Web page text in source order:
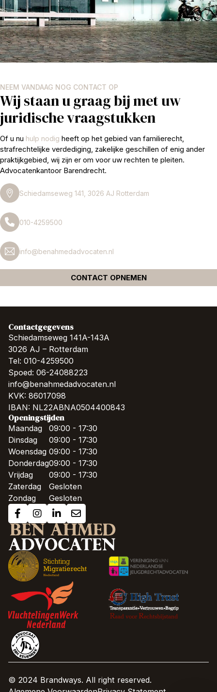
NEEM VANDAAG NOG CONTACT OP
Wij staan u graag bij met uw
juridische vraagstukken
Of u nu hulp nodig heeft op het gebied van familierecht,
strafrechtelijke verdediging, zakelijke geschillen of enig ander
praktijkgebied, wij zijn er om voor uw rechten te pleiten.
Advocatenkantoor Barendrecht.
Schiedamseweg 141, 3026 AJ Rotterdam
010-4259500
info@benahmedadvocaten.nl
CONTACT OPNEMEN
Contactgegevens
Schiedamseweg 141A-143A
3026 AJ – Rotterdam
Tel: 010-4259500
Spoed: 06-24088223
info@benahmedadvocaten.nl
KVK: 86017098
IBAN: NL22ABNA0504400843
Openingstijden
Maandag
Dinsdag
Woensdag
Donderdag
Vrijdag
Zaterdag
Zondag
09:00 - 17:30
09:00 - 17:30
09:00 - 17:30
09:00 - 17:30
09:00 - 17:30
Gesloten
Gesloten
© 2024 Brandways. All right reserved.